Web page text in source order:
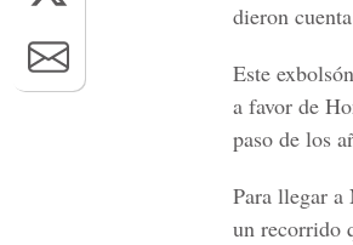
dieron
Este
a favor de
paso de los
Para llegar a
un recorrido